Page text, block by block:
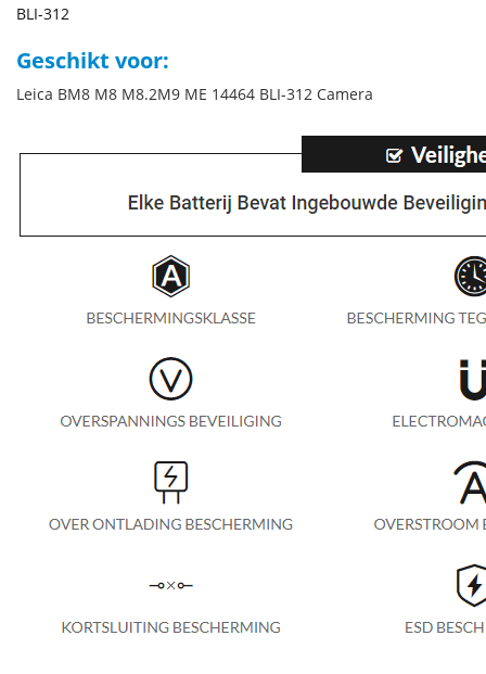
BLI-312
Geschikt voor:
Leica BM8 M8 M8.2M9 ME 14464 BLI-312 Camera